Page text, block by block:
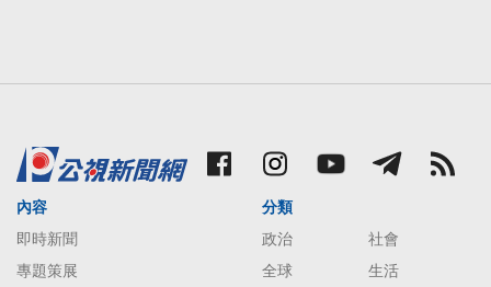
內容
即時新聞
專題策展
分類
政治
社會
全球
生活